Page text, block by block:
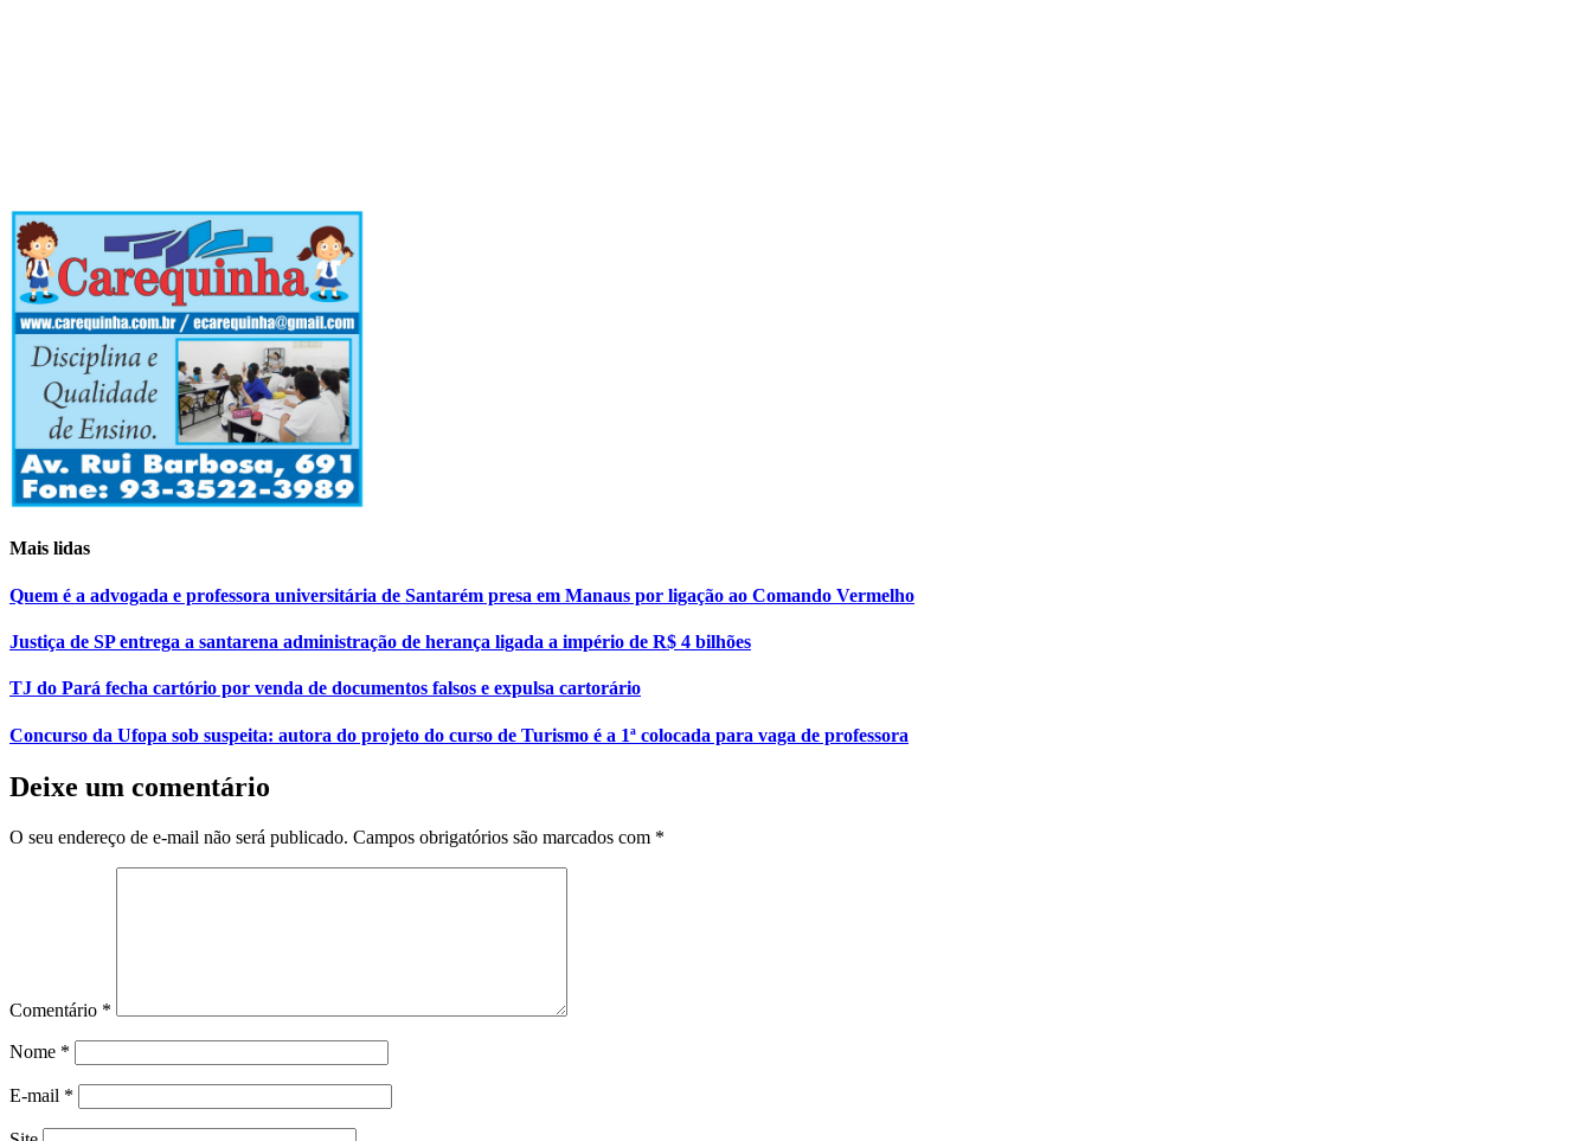
Mais lidas
Quem é a advogada e professora universitária de Santarém presa em Manaus por ligação ao Comando Vermelho
Justiça de SP entrega a santarena administração de herança ligada a império de R$ 4 bilhões
TJ do Pará fecha cartório por venda de documentos falsos e expulsa cartorário
Concurso da Ufopa sob suspeita: autora do projeto do curso de Turismo é a 1ª colocada para vaga de professora
Deixe um comentário
O seu endereço de e-mail não será publicado. Campos obrigatórios são marcados com *
Comentário *
Nome *
E-mail *